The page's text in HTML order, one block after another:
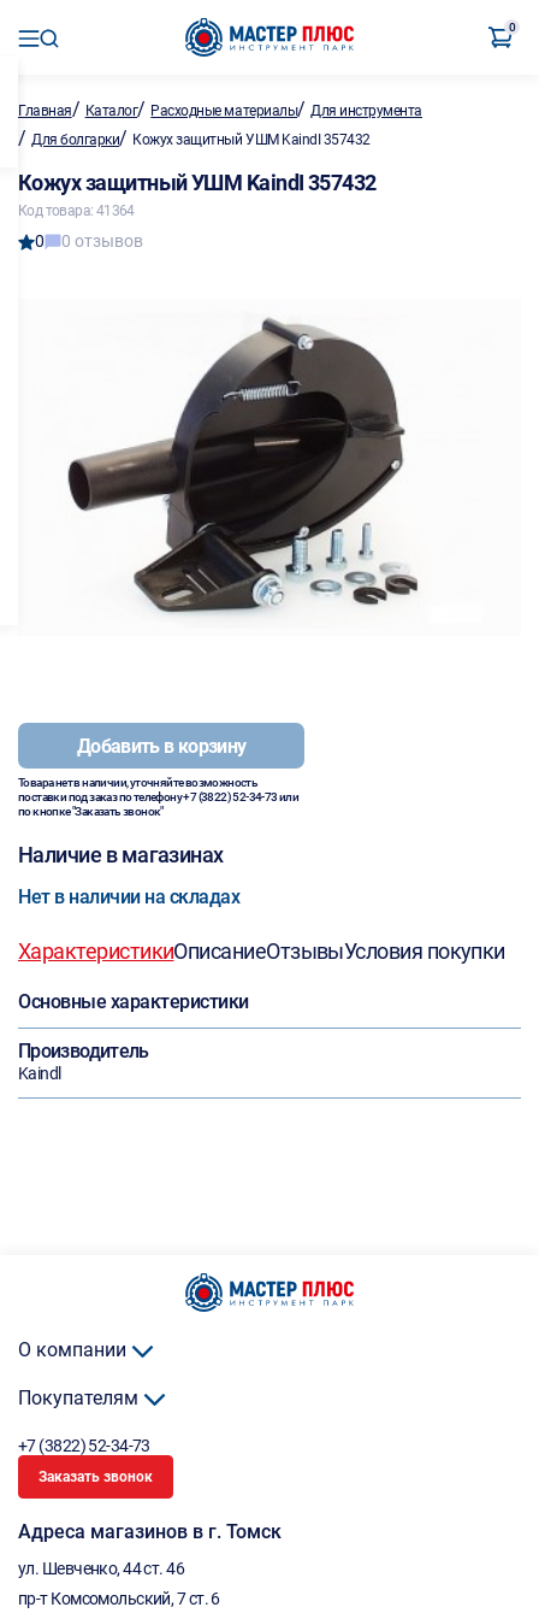
0
Главная/ Каталог/ Расходные материалы/Для инструмента
/ Для болгарки/ Кожух защитный УШМ KaindI 357432
Кожух защитный УШМ KaindI 357432
Код товара: 41364
0 0 отзывов
Добавить в корзину
Товара нет в наличии, уточняйте возможность
поставки под заказ по телефону+7 (3822) 52-34-73или
по кнопке "Заказать звонок"
Наличие в магазинах
Нет в наличии на складах
ХарактеристикиОписаниеОтзывыУсловия покупки
Основные характеристики
Производитель
Kaindl
О компании
Покупателям
+7 (3822) 52-34-73
Заказать звонок
Адреса магазинов в г. Томск
ул. Шевченко, 44 ст. 46
пр-т Комсомольский, 7 ст. 6